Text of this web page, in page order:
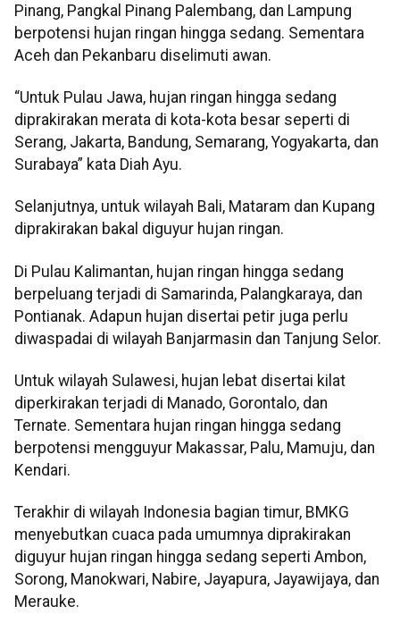
Pinang, Pangkal Pinang Palembang, dan Lampung
berpotensi hujan ringan hingga sedang. Sementara
Aceh dan Pekanbaru diselimuti awan.
“Untuk Pulau Jawa, hujan ringan hingga sedang
diprakirakan merata di kota-kota besar seperti di
Serang, Jakarta, Bandung, Semarang, Yogyakarta, dan
Surabaya” kata Diah Ayu.
Selanjutnya, untuk wilayah Bali, Mataram dan Kupang
diprakirakan bakal diguyur hujan ringan.
Di Pulau Kalimantan, hujan ringan hingga sedang
berpeluang terjadi di Samarinda, Palangkaraya, dan
Pontianak. Adapun hujan disertai petir juga perlu
diwaspadai di wilayah Banjarmasin dan Tanjung Selor.
Untuk wilayah Sulawesi, hujan lebat disertai kilat
diperkirakan terjadi di Manado, Gorontalo, dan
Ternate. Sementara hujan ringan hingga sedang
berpotensi mengguyur Makassar, Palu, Mamuju, dan
Kendari.
Terakhir di wilayah Indonesia bagian timur, BMKG
menyebutkan cuaca pada umumnya diprakirakan
diguyur hujan ringan hingga sedang seperti Ambon,
Sorong, Manokwari, Nabire, Jayapura, Jayawijaya, dan
Merauke.